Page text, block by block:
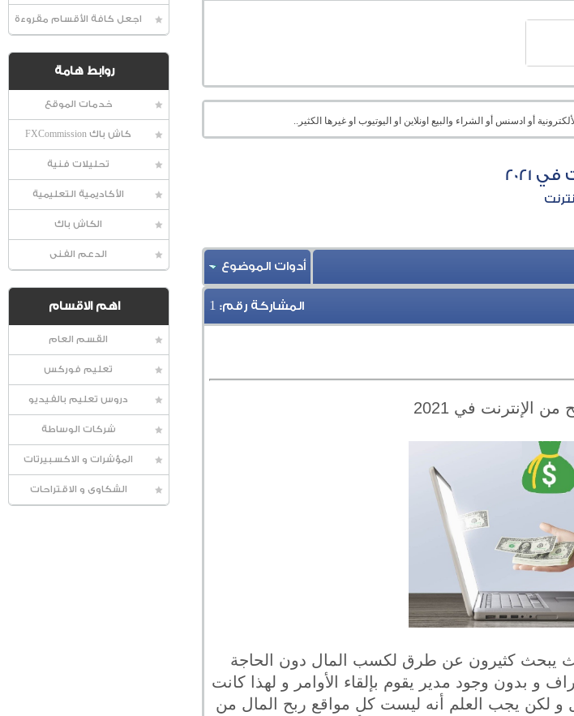
اجعل كافة الأقسام مقروءة
روابط هامة
خدمات الموقع
كاش باك FXCommission
تحليلات فنية
الأكاديمية التعليمية
الكاش باك
الدعم الفنى
اهم الاقسام
القسم العام
تعليم فوركس
دروس تعليم بالفيديو
شركات الوساطة
المؤشرات و الاكسبيرتات
الشكاوى و الاقتراحات
أو ادسنس أو الشراء والبيع اونلاين او اليوتيوب او غيرها الكثير..
2021
أدوات الموضوع
المشاركة رقم: 1
الإنترنت في 2021
مواقع الربح من الإنترنت في 2021 حيث يبحث كثيرون عن طرق لكسب المال دون الحاجة
و بدون وجود مدير يقوم بإلقاء الأوامر و لهذا كانت
و لكن يجب العلم أنه ليست كل مواقع ربح المال من